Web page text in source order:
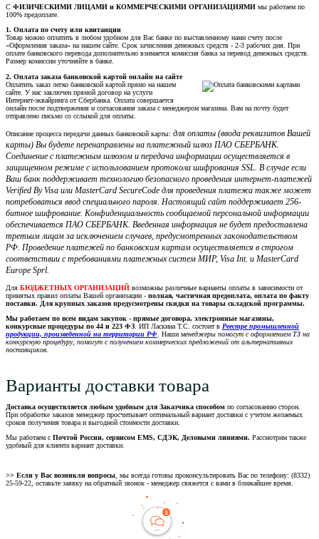
С ФИЗИЧЕСКИМИ ЛИЦАМИ и КОММЕРЧЕСКИМИ ОРГАНИЗАЦИЯМИ мы работаем по
100% предоплате.
1. Оплата по счету или квитанции
Товар можно оплатить в любом удобном для Вас банке по выставленному нами счету после
«Оформления заказа» на нашем сайте. Срок зачисления денежных средств - 2-3 рабочих дня. При
оплате банковского перевода дополнительно взимается комиссия банка за перевод денежных средств.
Размер комиссии уточняйте в банке.
2. Оплата заказа банковской картой онлайн на сайте
Оплатить заказ легко банковской картой прямо на нашем
сайте. У нас заключен прямой договор на услуги
Интернет-эквайринга от Сбербанка. Оплата совершается
онлайн после подтвержения и согласования заказа с менеджером магазина. Вам на почту будет
отправлено письмо со сслыкой для оплаты.
Описание процесса передачи данных банковской карты: для оплаты (ввода реквизитов Вашей
карты) Вы будете перенаправлены на платежный шлюз ПАО СБЕРБАНК.
Соединение с платежным шлюзом и передача информации осуществляется в
защищенном режиме с использованием протокола шифрования SSL. В случае если
Ваш банк поддерживает технологию безопасного проведения интернет-платежей
Verified By Visa или MasterCard SecureCode для проведения платежа также может
потребоваться ввод специального пароля. Настоящий сайт поддерживает 256-
битное шифрование. Конфиденциальность сообщаемой персональной информации
обеспечивается ПАО СБЕРБАНК. Введенная информация не будет предоставлена
третьим лицам за исключением случаев, предусмотренных законодательством
РФ. Проведение платежей по банковским картам осуществляется в строгом
соответствии с требованиями платежных систем МИР, Visa Int. и MasterCard
Europe Sprl.
Для БЮДЖЕТНЫХ ОРГАНИЗАЦИЙ возможны различные варианты оплаты в зависимости от
принятых правил оплаты Вашей организации - полная, частичная предоплата, оплата по факту
поставки. Для крупных заказов предусмотрены скидки на товары складской программы.
Мы работаем по всем видам закупок - прямые договора, электронные магазины,
конкурсные процедуры по 44 и 223 ФЗ. ИП Ласкина Т.С. состоит в Реестре промышленной
продукции, произведенной на территории РФ. Наши менеджеры помогут с оформлением ТЗ на
конкурсную процедуру, помогут с получением коммерческих предложений от альтернативных
поставщиков.
Варианты доставки товара
Доставка осуществляется любым удобным для Заказчика способом по согласованию сторон.
При обработке заказов менеджер просчитывает оптимальный вариант доставки с учетом желаемых
сроков получения товара и выгодной стоимости доставки.
Мы работаем с Почтой России, сервисом EMS, СДЭК, Деловыми линиями. Рассмотрим также
удобный для клиента вариант доставки.
>> Если у Вас возникли вопросы, мы всегда готовы проконсультировать Вас по телефону: (8332)
25-59-22, оставьте заявку на обратный звонок - менеджер свяжется с вами в ближайшее время.